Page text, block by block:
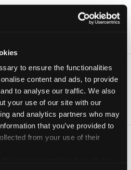
to ensure the functionalities
content and ads, to provide
to analyse our traffic. We also
your use of our site with our
and analytics partners who may
that you’ve provided to
from your use of their
19:30
i partecipanti e ripartiti per
pennarelli, pastelli a cera,